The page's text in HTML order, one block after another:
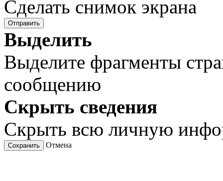
Сделать снимок экрана
Отправить
Выделить
Выделите фрагменты
сообщению
Скрыть сведения
Скрыть всю личную
Сохранить Отмена